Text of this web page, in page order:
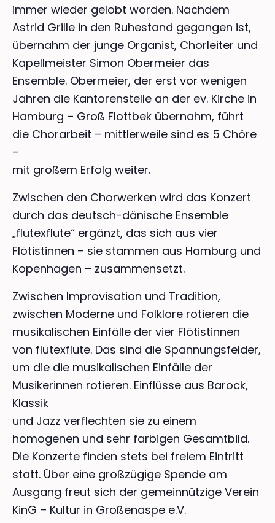
immer wieder gelobt worden. Nachdem
Astrid Grille in den Ruhestand gegangen ist,
übernahm der junge Organist, Chorleiter und
Kapellmeister Simon Obermeier das
Ensemble. Obermeier, der erst vor wenigen
Jahren die Kantorenstelle an der ev. Kirche in
Hamburg – Groß Flottbek übernahm, führt
die Chorarbeit – mittlerweile sind es 5 Chöre
–
mit großem Erfolg weiter.
Zwischen den Chorwerken wird das Konzert
durch das deutsch-dänische Ensemble
„flutexflute“ ergänzt, das sich aus vier
Flötistinnen – sie stammen aus Hamburg und
Kopenhagen – zusammensetzt.
Zwischen Improvisation und Tradition,
zwischen Moderne und Folklore rotieren die
musikalischen Einfälle der vier Flötistinnen
von flutexflute. Das sind die Spannungsfelder,
um die die musikalischen Einfälle der
Musikerinnen rotieren. Einflüsse aus Barock,
Klassik
und Jazz verflechten sie zu einem
homogenen und sehr farbigen Gesamtbild.
Die Konzerte finden stets bei freiem Eintritt
statt. Über eine großzügige Spende am
Ausgang freut sich der gemeinnützige Verein
KinG – Kultur in Großenaspe e.V.